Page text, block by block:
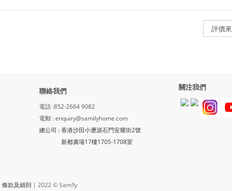
聯絡我們
電話 :852-2664 9082
電郵 : enquiry@samilyhome.com
總公司 : 香港沙田小瀝源石門安耀街2號
新都廣場17樓1705-1708室
關注我們
條款及細則 | 2022 © Sam!ly